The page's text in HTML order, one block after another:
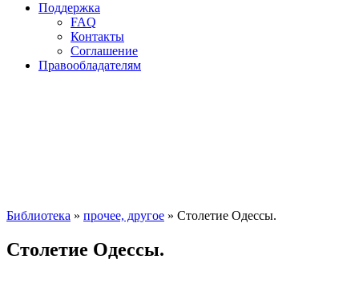
Поддержка
FAQ
Контакты
Соглашение
Правообладателям
Библиотека » прочее, другое » Столетие Одессы.
Столетие Одессы.